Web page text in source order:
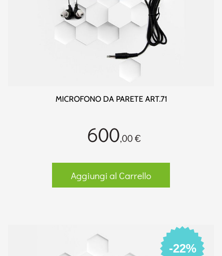
MICROFONO DA PARETE ART.71
600,00 €
Aggiungi al Carrello
-22%